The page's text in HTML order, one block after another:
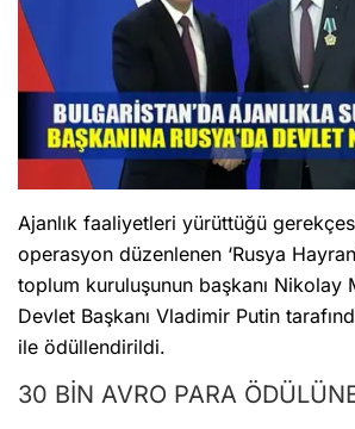
Ajanlık faaliyetleri yürüttüğü
operasyon düzenlenen ‘Rusya
toplum kuruluşunun başkanı Nikolay
Devlet Başkanı Vladimir Putin
ile ödüllendirildi.
30 BİN AVRO PARA